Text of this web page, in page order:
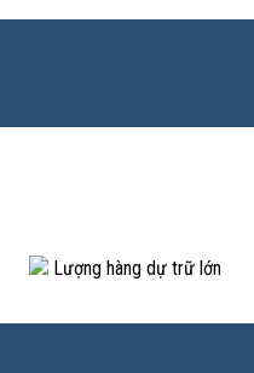
Lượng hàng dự trữ lớn